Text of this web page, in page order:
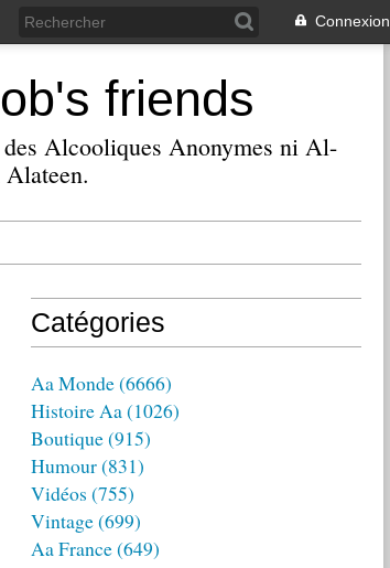
Connexion
friends
Alcooliques Anonymes ni Al-
Catégories
Aa Monde(6666)
Histoire Aa(1026)
Boutique(915)
Humour(831)
Vidéos (755)
Vintage(699)
Aa France(649)